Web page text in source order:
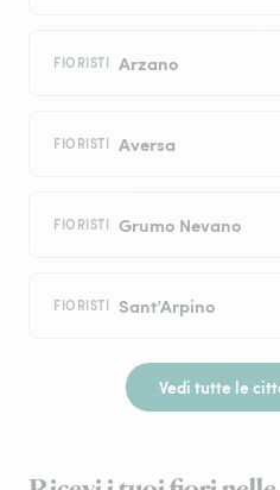
FIORISTI Arzano
FIORISTI Aversa
FIORISTI Grumo Nevano
FIORISTI Sant’Arpino
Vedi tutte le